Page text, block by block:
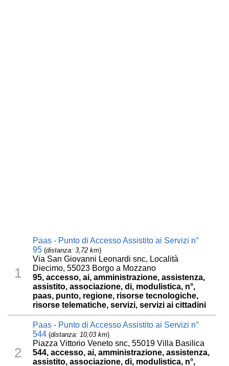
1
Paas - Punto di Accesso Assistito ai Servizi n°
95 (distanza: 3,72 km)
Via San Giovanni Leonardi snc, Località
Diecimo, 55023 Borgo a Mozzano
95, accesso, ai, amministrazione, assistenza,
assistito, associazione, di, modulistica, n°,
paas, punto, regione, risorse tecnologiche,
risorse telematiche, servizi, servizi ai cittadini
2
Paas - Punto di Accesso Assistito ai Servizi n°
544 (distanza: 10,03 km)
Piazza Vittorio Veneto snc, 55019 Villa Basilica
544, accesso, ai, amministrazione, assistenza,
assistito, associazione, di, modulistica, n°,